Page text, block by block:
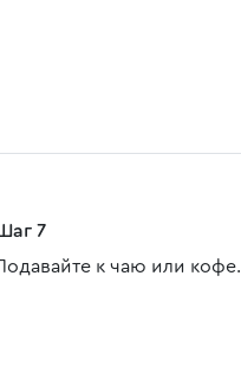
7
к чаю или кофе.